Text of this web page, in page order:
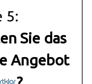
5:
Sie das
Angebot